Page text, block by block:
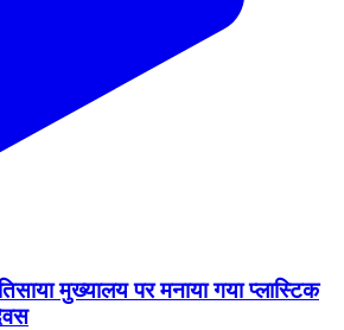
मुख्यालय पर मनाया गया प्लास्टिक